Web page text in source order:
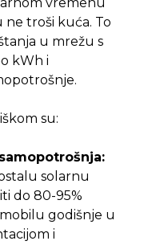
vremenu
troši kuća. To
u mrežu s
kWh i
su:
solarnu
do 80-95%
godišnje u
i